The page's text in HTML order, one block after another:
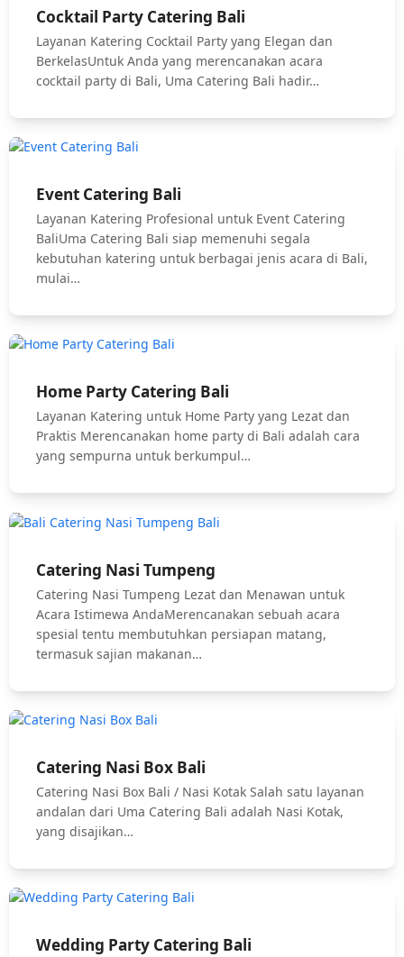
Cocktail Party Catering Bali
Layanan Katering Cocktail Party yang Elegan dan
BerkelasUntuk Anda yang merencanakan acara
cocktail party di Bali, Uma Catering Bali hadir…
Event Catering Bali
Layanan Katering Profesional untuk Event Catering
BaliUma Catering Bali siap memenuhi segala
kebutuhan katering untuk berbagai jenis acara di Bali,
mulai…
Home Party Catering Bali
Layanan Katering untuk Home Party yang Lezat dan
Praktis Merencanakan home party di Bali adalah cara
yang sempurna untuk berkumpul…
Catering Nasi Tumpeng
Catering Nasi Tumpeng Lezat dan Menawan untuk
Acara Istimewa AndaMerencanakan sebuah acara
spesial tentu membutuhkan persiapan matang,
termasuk sajian makanan…
Catering Nasi Box Bali
Catering Nasi Box Bali / Nasi Kotak Salah satu layanan
andalan dari Uma Catering Bali adalah Nasi Kotak,
yang disajikan…
Wedding Party Catering Bali